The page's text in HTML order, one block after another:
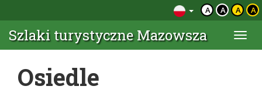
A A A A
Szlaki turystyczne Mazowsza
Osiedle